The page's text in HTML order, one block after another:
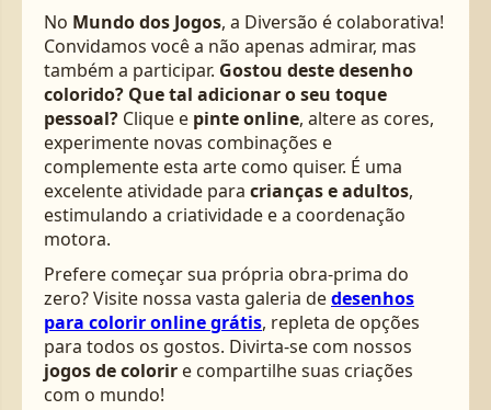
No Mundo dos Jogos, a Diversão é colaborativa!
Convidamos você a não apenas admirar, mas
também a participar. Gostou deste desenho
colorido? Que tal adicionar o seu toque
pessoal? Clique e pinte online, altere as cores,
experimente novas combinações e
complemente esta arte como quiser. É uma
excelente atividade para crianças e adultos,
estimulando a criatividade e a coordenação
motora.
Prefere começar sua própria obra-prima do
zero? Visite nossa vasta galeria dedesenhos
para colorir online grátis, repleta de opções
para todos os gostos. Divirta-se com nossos
jogos de colorir e compartilhe suas criações
com o mundo!